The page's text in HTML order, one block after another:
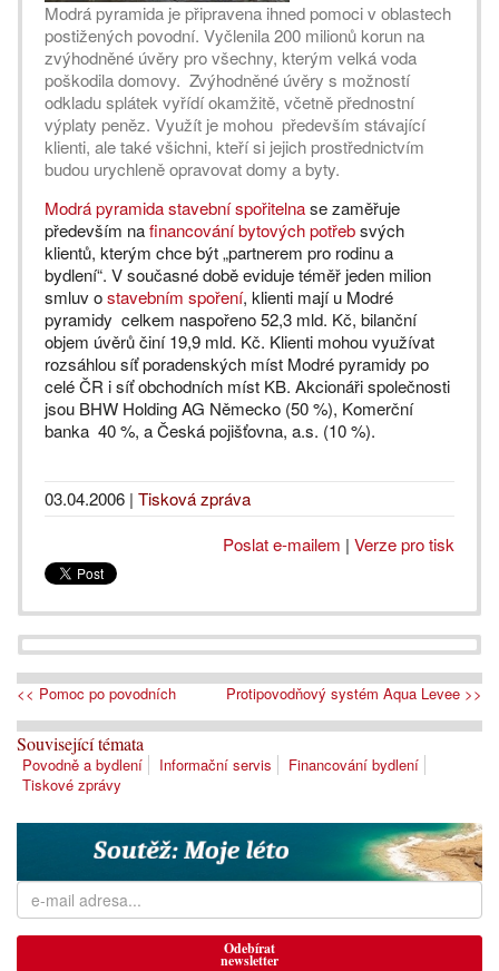
Modrá pyramida je připravena ihned pomoci v oblastech
postižených povodní. Vyčlenila 200 milionů korun na
zvýhodněné úvěry pro všechny, kterým velká voda
poškodila domovy. Zvýhodněné úvěry s možností
odkladu splátek vyřídí okamžitě, včetně přednostní
výplaty peněz. Využít je mohou především stávající
klienti, ale také všichni, kteří si jejich prostřednictvím
budou urychleně opravovat domy a byty.
Modrá pyramida stavební spořitelnase zaměřuje
především nafinancování bytových potřebsvých
klientů, kterým chce být „partnerem pro rodinu a
bydlení“. V současné době eviduje téměř jeden milion
smluv ostavebním spoření, klienti mají u Modré
pyramidy celkem naspořeno 52,3 mld. Kč, bilanční
objem úvěrů činí 19,9 mld. Kč. Klienti mohou využívat
rozsáhlou síť poradenských míst Modré pyramidy po
celé ČR i síť obchodních míst KB. Akcionáři společnosti
jsou BHW Holding AG Německo (50 %), Komerční
banka 40 %, a Česká pojišťovna, a.s. (10 %).
03.04.2006 | Tisková zpráva
Poslat e-mailem | Verze pro tisk
<< Pomoc po povodních Protipovodňový systém Aqua Levee >>
Související témata
Povodně a bydlení Informační servis
Financování bydlení
Tiskové zprávy
Odebírat
newsletter